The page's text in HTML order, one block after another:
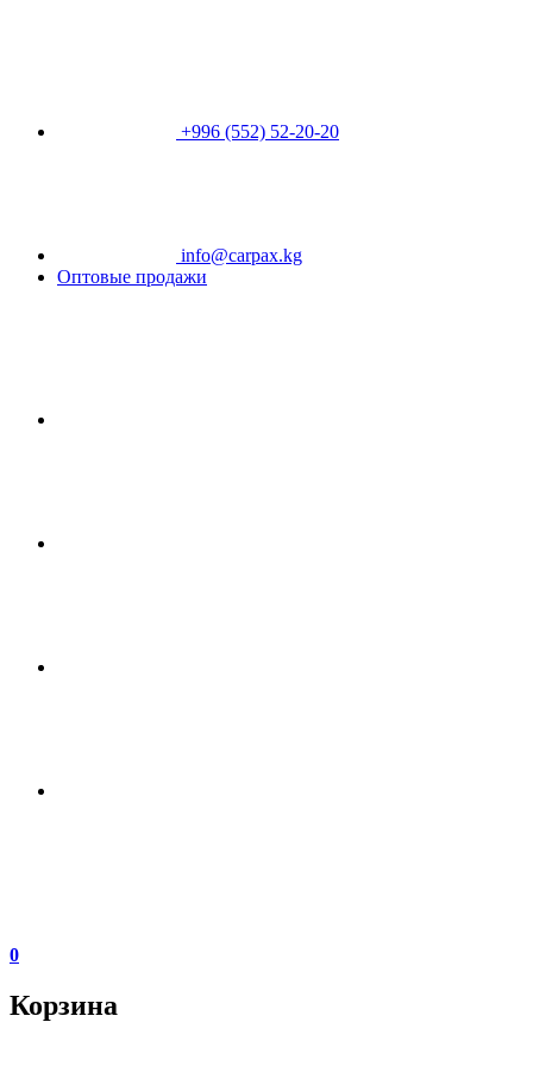
+996 (552) 52-20-20
info@carpax.kg
Оптовые продажи
0
Корзина